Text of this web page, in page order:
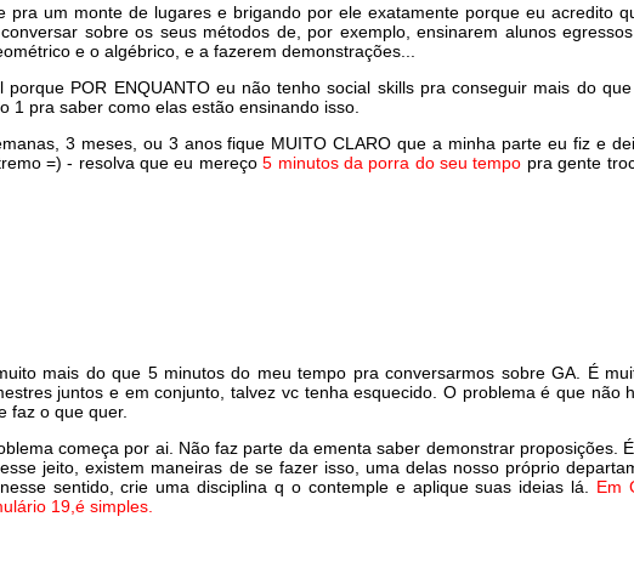
um monte de lugares e brigando por ele exatamente porque eu acredito
sobre os seus métodos de, por exemplo, ensinarem alunos
e o algébrico, e a fazerem demonstrações...
POR ENQUANTO eu não tenho social skills pra conseguir mais do
1 pra saber como elas estão ensinando isso.
3 meses, ou 3 anos fique MUITO CLARO que a minha parte eu fiz e
=) - resolva que eu mereço5 minutos da porra do seu tempo pra gente
mais do que 5 minutos do meu tempo pra conversarmos sobre GA. É
juntos e em conjunto, talvez vc tenha esquecido. O problema é que não
faz o que quer.
começa por ai. Não faz parte da ementa saber demonstrar proposições.
jeito, existem maneiras de se fazer isso, uma delas nosso próprio
sentido, crie uma disciplina q o contemple e aplique suas ideias lá. Em
19,é simples.